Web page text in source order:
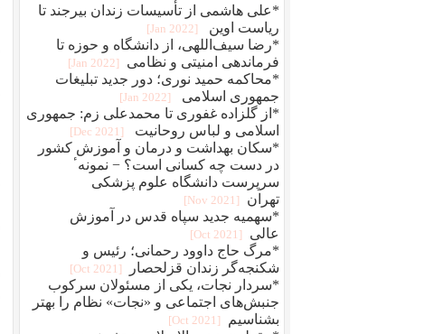
*علی هاشمی از تأسیسات زندان بیرجند تا
ریاست اوین
[2022 Jan]
*رضا سیف‌اللهی، از دانشگاه و حوزه تا
فرماندهی امنیتی و نظامی
[2022 Jan]
*محاکمه حميد نوری؛ دور جديد تبلیغات
جمهوری اسلامی
[2022 Jan]
*از گلزاده غفوری تا محمدعلی زم: جمهوری
اسلامی و لباس روحانیت
[2021 Dec]
*سکان بهداشت و درمان و آموزش کشور
در دست چه کسانی است؟ − نمونهٴ
سرپرست دانشگاه علوم پزشکی
تهران
[2021 Nov]
*سهمیه جدید سپاه قدس در آموزش
عالی
[2021 Oct]
*مرگ حاج داوود رحمانی؛ رئیس و
شکنجه‌گر زندان قزلحصار
[2021 Oct]
*سردار نجات، یکی از مسئولان سرکوب
جنبش‌های اجتماعی و «نجات» نظام را بهتر
بشناسیم
[2021 Oct]